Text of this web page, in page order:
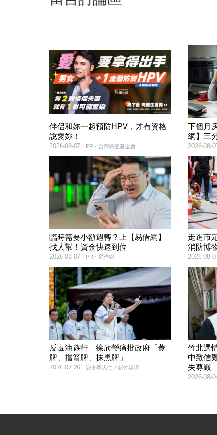
伴侶和妳一起預防HPV，才有資格
說愛妳！
PR・台灣癌症基金會
2026-08-07
下個月
網】三
2026-08-
臨時需要小額週轉？上【易借網】
找人幫！資金快速到位
PR・易借網
2026-08-07
走進市
消防博
2026-08-
反毒油遊行 徐欣瑩痛批政府「蓋
牌、擋箭牌、抹黑牌」
記者季大仁／新竹報導
2026-07-26
竹北選
中致信
失尊嚴
2026-08-